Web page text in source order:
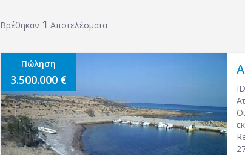
Βρέθηκαν 1 Αποτελέσματα
Πώληση
3.500.000